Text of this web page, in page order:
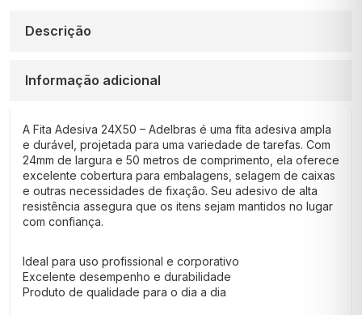
Descrição
Informação adicional
A Fita Adesiva 24X50 – Adelbras é uma fita adesiva ampla
e durável, projetada para uma variedade de tarefas. Com
24mm de largura e 50 metros de comprimento, ela oferece
excelente cobertura para embalagens, selagem de caixas
e outras necessidades de fixação. Seu adesivo de alta
resistência assegura que os itens sejam mantidos no lugar
com confiança.
Ideal para uso profissional e corporativo
Excelente desempenho e durabilidade
Produto de qualidade para o dia a dia